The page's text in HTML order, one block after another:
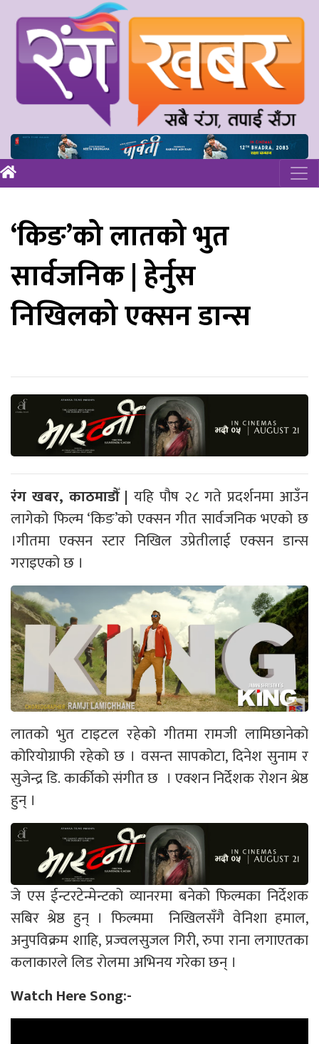
‘किङ’को लातको भुत
सार्वजनिक | हेर्नुस
निखिलको एक्सन डान्स
रंग खबर, काठमाडौँ | यहि पौष २८ गते प्रदर्शनमा आउँन
लागेको फिल्म ‘किङ’को एक्सन गीत सार्वजनिक भएको छ
।गीतमा एक्सन स्टार निखिल उप्रेतीलाई एक्सन डान्स
गराइएको छ ।
लातको भुत टाइटल रहेको गीतमा रामजी लामिछानेको
कोरियोग्राफी रहेको छ । वसन्त सापकोटा, दिनेश सुनाम र
सुजेन्द्र डि. कार्कीको संगीत छ । एक्शन निर्देशक रोशन श्रेष्ठ
हुन् ।
जे एस ईन्टरटेन्मेन्टको व्यानरमा बनेको फिल्मका निर्देशक
सबिर श्रेष्ठ हुन् । फिल्ममा निखिलसँगै वेनिशा हमाल,
अनुपविक्रम शाहि, प्रज्वलसुजल गिरी, रुपा राना लगाएतका
कलाकारले लिड रोलमा अभिनय गरेका छन् ।
Watch Here Song:-